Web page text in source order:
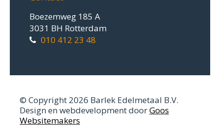
Boezemweg 185 A
3031 BH Rotterdam
010 412 23 48
© Copyright 2026 Barlek Edelmetaal B.V.
Design en webdevelopment doorGoos
Websitemakers